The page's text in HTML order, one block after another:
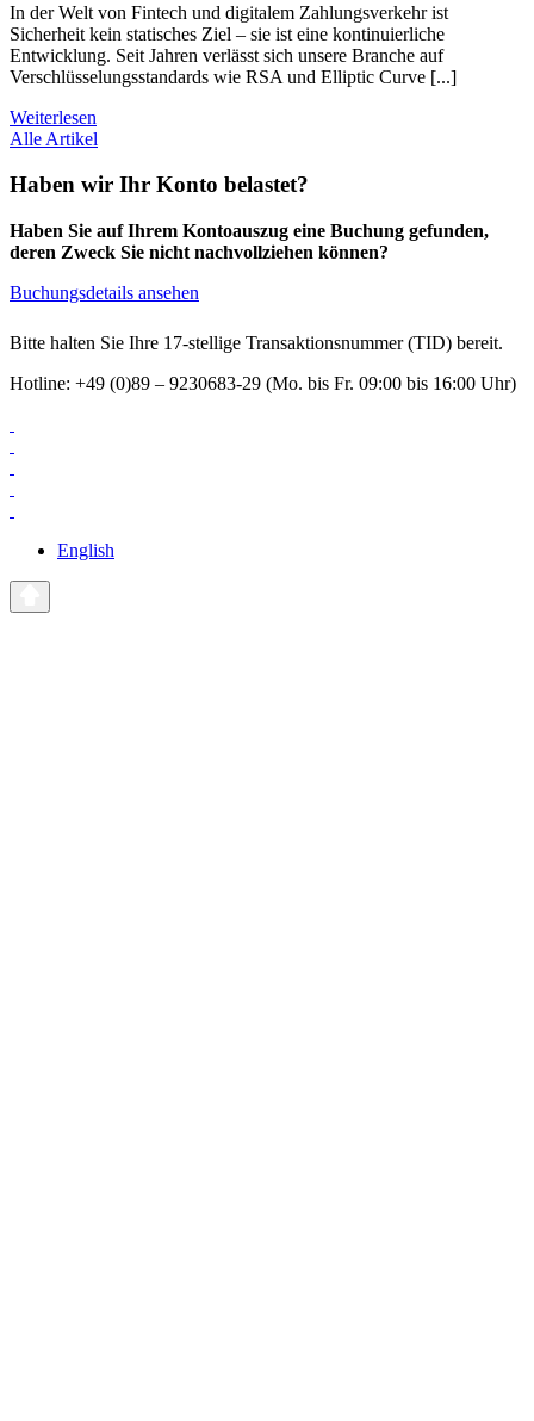
In der Welt von Fintech und digitalem Zahlungsverkehr ist
Sicherheit kein statisches Ziel – sie ist eine kontinuierliche
Entwicklung. Seit Jahren verlässt sich unsere Branche auf
Verschlüsselungsstandards wie RSA und Elliptic Curve [...]
Weiterlesen
Alle Artikel
Haben wir Ihr Konto belastet?
Haben Sie auf Ihrem Kontoauszug eine Buchung gefunden,
deren Zweck Sie nicht nachvollziehen können?
Buchungsdetails ansehen
Bitte halten Sie Ihre 17-stellige Transaktionsnummer (TID) bereit.
Hotline: +49 (0)89 – 9230683-29 (Mo. bis Fr. 09:00 bis 16:00 Uhr)
English